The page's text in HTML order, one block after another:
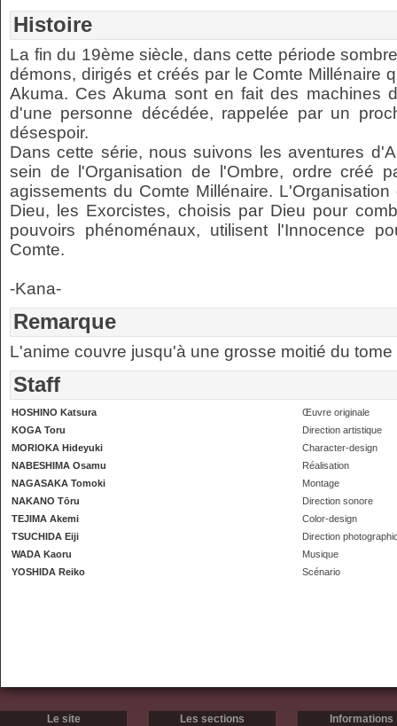
Histoire
La fin du 19ème siècle, dans cette période
démons, dirigés et créés par le Comte Millénaire
Akuma. Ces Akuma sont en fait des machines
d'une personne décédée, rappelée par un
désespoir.
Dans cette série, nous suivons les aventures
sein de l'Organisation de l'Ombre, ordre créé
agissements du Comte Millénaire.
Dieu, les Exorcistes, choisis par Dieu pour
pouvoirs phénoménaux, utilisent l'Innocence
Comte.
-Kana-
Remarque
L'anime couvre jusqu'à une grosse moitié du
Staff
HOSHINO Katsura
Œuvre originale
KOGA Toru
Direction artistique
MORIOKA Hideyuki
Character-design
NABESHIMA Osamu
Réalisation
NAGASAKA Tomoki
Montage
NAKANO Tōru
Direction sonore
TEJIMA Akemi
Color-design
TSUCHIDA Eiji
Direction
WADA Kaoru
Musique
YOSHIDA Reiko
Scénario
Le site Les sections Informations